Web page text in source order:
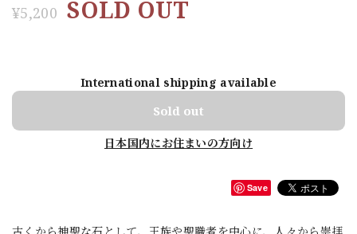
¥5,200 SOLD OUT
International shipping available
Sold out
日本国内にお住まいの方向け
Save
古くから神聖な石として、王族や聖職者を中心に、人々から崇拝